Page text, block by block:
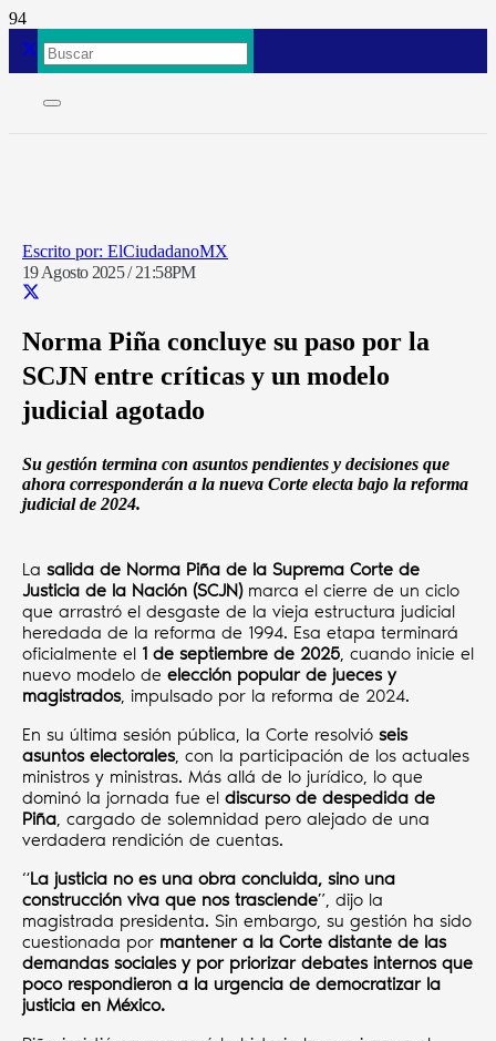
ElCiudadanoMX
19 Agosto 2025 / 21:58PM
Norma Piña concluye su paso por la
SCJN entre críticas y un modelo
judicial agotado
Su gestión termina con asuntos pendientes y decisiones que
ahora corresponderán a la nueva Corte electa bajo la reforma
judicial de 2024.
La salida de Norma Piña de la Suprema Corte de
Justicia de la Nación (SCJN)marca el cierre de un ciclo
que arrastró el desgaste de la vieja estructura judicial
heredada de la reforma de 1994. Esa etapa terminará
oficialmente el 1 de septiembre de 2025, cuando inicie el
nuevo modelo de elección popular de jueces y
magistrados, impulsado por la reforma de 2024.
En su última sesión pública, la Corte resolvió seis
asuntos electorales, con la participación de los actuales
ministros y ministras. Más allá de lo jurídico, lo que
dominó la jornada fue el discurso de despedida de
Piña, cargado de solemnidad pero alejado de una
verdadera rendición de cuentas.
“La justicia no es una obra concluida, sino una
construcción viva que nos trasciende”, dijo la
magistrada presidenta. Sin embargo, su gestión ha sido
cuestionada por mantener a la Corte distante de las
demandas sociales y por priorizar debates internos que
poco respondieron a la urgencia de democratizar la
justicia en México.